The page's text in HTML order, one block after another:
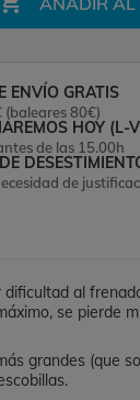
ENVÍO GRATIS
(baleares 80€)
HOY (L-
de las 15.00h
de
al
se pierde
grandes (que